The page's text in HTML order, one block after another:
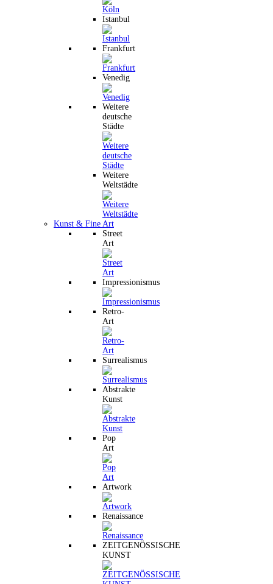
Istanbul
Frankfurt
Venedig
Weitere
deutsche
Städte
Weitere
Weltstädte
Kunst & Fine Art
Street
Art
Impressionismus
Retro-
Art
Surrealismus
Abstrakte
Kunst
Pop
Art
Artwork
Renaissance
ZEITGENÖSSISCHE
KUNST